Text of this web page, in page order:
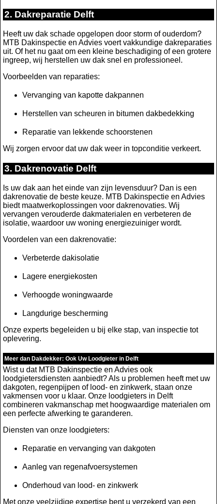
2. Dakreparatie Delft
Heeft uw dak schade opgelopen door storm of ouderdom?
MTB Dakinspectie en Advies voert vakkundige dakreparaties
uit. Of het nu gaat om een kleine beschadiging of een grotere
ingreep, wij herstellen uw dak snel en professioneel.
Voorbeelden van reparaties:
Vervanging van kapotte dakpannen
Herstellen van scheuren in bitumen dakbedekking
Reparatie van lekkende schoorstenen
Wij zorgen ervoor dat uw dak weer in topconditie verkeert.
3. Dakrenovatie Delft
Is uw dak aan het einde van zijn levensduur? Dan is een
dakrenovatie de beste keuze. MTB Dakinspectie en Advies
biedt maatwerkoplossingen voor dakrenovaties. Wij
vervangen verouderde dakmaterialen en verbeteren de
isolatie, waardoor uw woning energiezuiniger wordt.
Voordelen van een dakrenovatie:
Verbeterde dakisolatie
Lagere energiekosten
Verhoogde woningwaarde
Langdurige bescherming
Onze experts begeleiden u bij elke stap, van inspectie tot
oplevering.
Meer dan Dakdekker: Ook Uw Loodgieter in Delft
Wist u dat MTB Dakinspectie en Advies ook
loodgietersdiensten aanbiedt? Als u problemen heeft met uw
dakgoten, regenpijpen of lood- en zinkwerk, staan onze
vakmensen voor u klaar. Onze loodgieters in Delft
combineren vakmanschap met hoogwaardige materialen om
een perfecte afwerking te garanderen.
Diensten van onze loodgieters:
Reparatie en vervanging van dakgoten
Aanleg van regenafvoersystemen
Onderhoud van lood- en zinkwerk
Met onze veelzijdige expertise bent u verzekerd van een